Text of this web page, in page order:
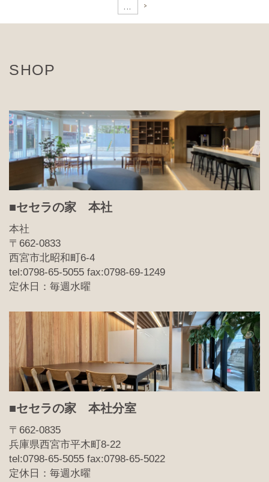
...
>
SHOP
■セセラの家 本社
本社
〒662-0833
西宮市北昭和町6-4
tel:0798-65-5055 fax:0798-69-1249
定休日：毎週水曜
■セセラの家 本社分室
〒662-0835
兵庫県西宮市平木町8-22
tel:0798-65-5055 fax:0798-65-5022
定休日：毎週水曜